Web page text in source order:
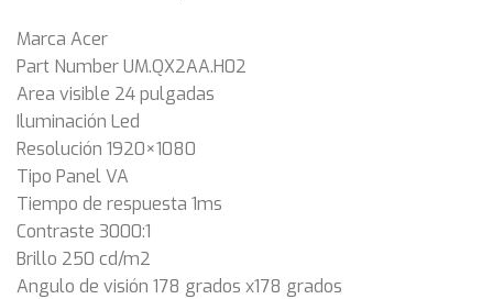
Marca Acer
Part Number UM.QX2AA.H02
Area visible 24 pulgadas
Iluminación Led
Resolución 1920×1080
Tipo Panel VA
Tiempo de respuesta 1ms
Contraste 3000:1
Brillo 250 cd/m2
Angulo de visión 178 grados x178 grados